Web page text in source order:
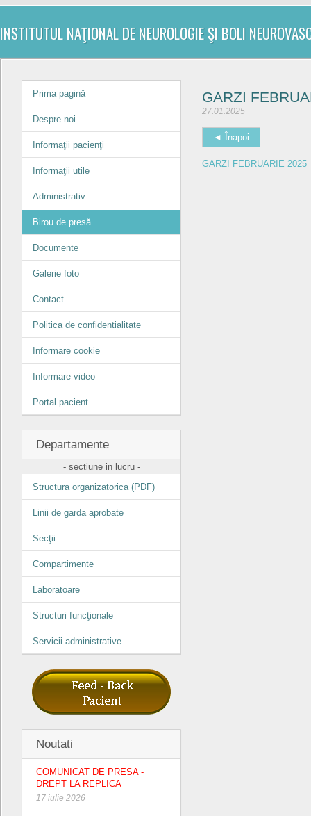
INSTITUTUL NAŢIONAL DE NEUROLOGIE ŞI BOLI
Prima pagină
Despre noi
Informaţii pacienţi
Informaţii utile
Administrativ
Birou de presă
Documente
Galerie foto
Contact
Politica de confidentialitate
Informare cookie
Informare video
Portal pacient
Departamente
- sectiune in lucru -
Structura organizatorica (PDF)
Linii de garda aprobate
Secţii
Compartimente
Laboratoare
Structuri funcţionale
Servicii administrative
Noutati
COMUNICAT DE PRESA -
DREPT LA REPLICA
17 iulie 2026
GARZI
27.01.2025
◄ Înapoi
GARZI FEBRUARIE 2025